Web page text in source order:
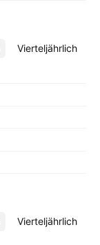
Vierteljährlich
Vierteljährlich